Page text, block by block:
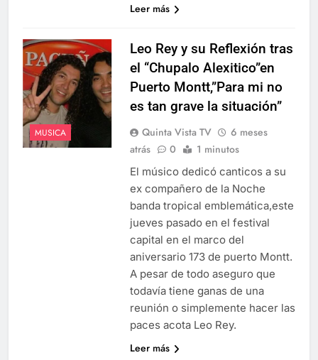
Leer más
MUSICA
Leo Rey y su Reflexión tras
el “Chupalo Alexitico”en
Puerto Montt,”Para mi no
es tan grave la situación”
Quinta Vista TV
6 meses
atrás
0 1 minutos
El músico dedicó canticos a su
ex compañero de la Noche
banda tropical emblemática,este
jueves pasado en el festival
capital en el marco del
aniversario 173 de puerto Montt.
A pesar de todo aseguro que
todavía tiene ganas de una
reunión o simplemente hacer las
paces acota Leo Rey.
Leer más